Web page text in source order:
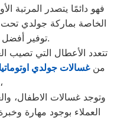
فهو دائمًا يتصدر المرتبة
الخاصة بماركة جولدي
توفير أفضل خدمات الدعم الفنى.
تتعدد الأعطال التي تصيب
منغسالات جولدي
اتوماتيك،
وتوجد غسالات الاطفال،
العملاء بوجود مهارة